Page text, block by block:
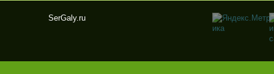
y.ru
SerGaly.ru